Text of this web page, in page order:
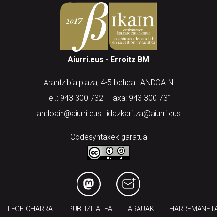
Aiurri.eus - Erroitz BM
Arantzibia plaza, 4-5 behea | ANDOAIN
Tel.: 943 300 732 | Faxa: 943 300 731
andoain@aiurri.eus | idazkaritza@aiurri.eus
Codesyntaxek garatua
LEGE OHARRA PUBLIZITATEA ARAUAK